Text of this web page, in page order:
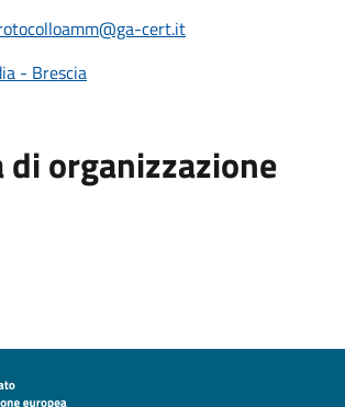
cert.it
- Brescia
organizzazione